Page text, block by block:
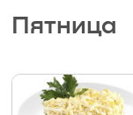
Пятница